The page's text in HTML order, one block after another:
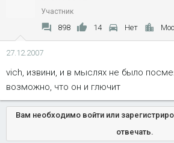
Участник
898 14 Нет
27.12.2007
vich, извини, и в мыслях не было
возможно, что он и глючит
Вам необходимо войти или
отвечать.